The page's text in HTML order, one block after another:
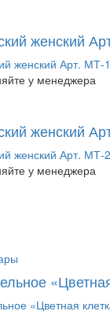
женский
у менеджера
женский
у менеджера